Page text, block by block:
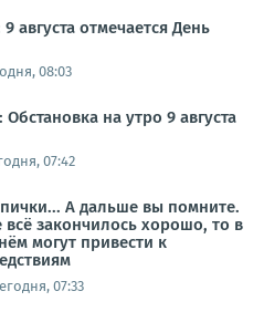
августа отмечается День
08:03
на утро 9 августа
07:42
А дальше вы помните.
всё закончилось хорошо, то в
могут привести к
07:33